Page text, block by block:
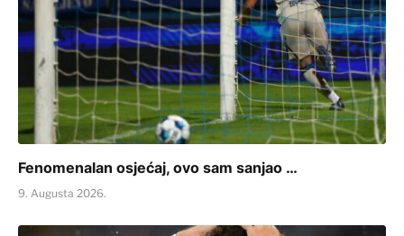
Fenomenalan osjećaj, ovo sam sanjao …
9. Augusta 2026.